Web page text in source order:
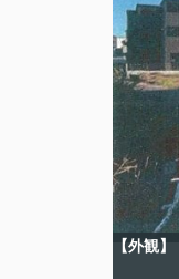
【外観】